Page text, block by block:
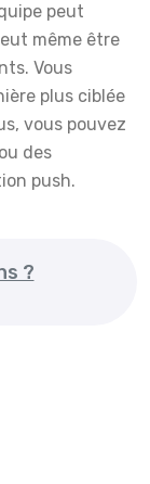
peut
même être
Vous
plus ciblée
vous pouvez
des
push.
?